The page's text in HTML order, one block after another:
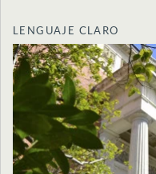
LENGUAJE CLARO